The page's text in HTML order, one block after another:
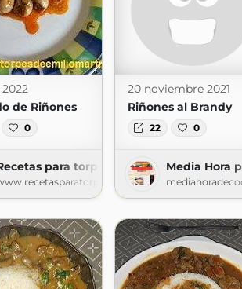
de Riñones
0
para torpes de Emilio Martín
20 noviembre 2021
Riñones al Brandy
22 0
Media Hora